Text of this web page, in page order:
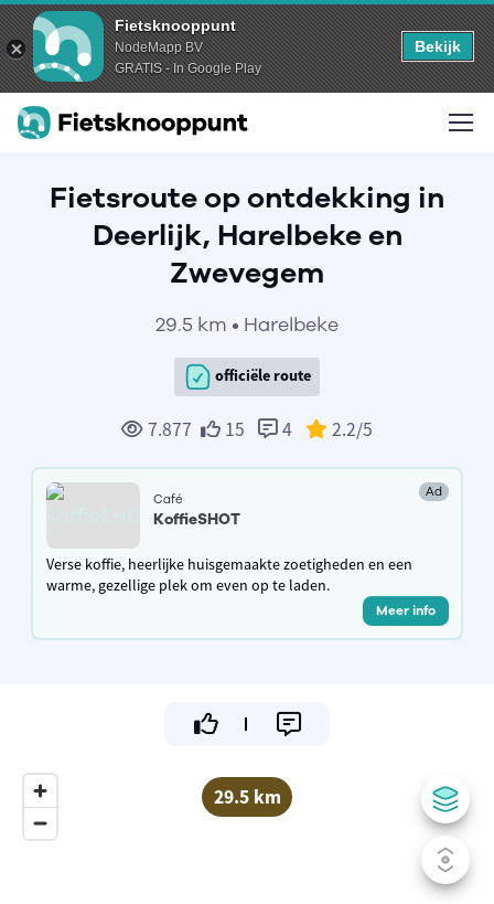
Fietsknooppunt
NodeMapp BV
GRATIS - In Google Play
Bekijk
Fietsroute op ontdekking in
Deerlijk, Harelbeke en
Zwevegem
29.5 km • Harelbeke
officiële route
7.877 15 4 2.2/5
Café Ad
KoffieSHOT
Verse koffie, heerlijke huisgemaakte zoetigheden en een
warme, gezellige plek om even op te laden.
Meer info
29.5 km